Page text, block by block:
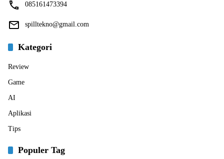
085161473394
spilltekno@gmail.com
Kategori
Review
Game
AI
Aplikasi
Tips
Populer Tag